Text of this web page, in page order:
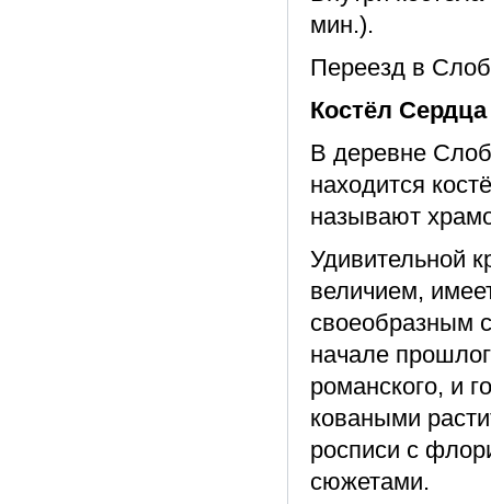
мин.).
Переезд в
Костёл
В деревне
находится
называют
Удивительной
величием,
своеобразным
начале
романского, и
коваными
росписи с
сюжетами.